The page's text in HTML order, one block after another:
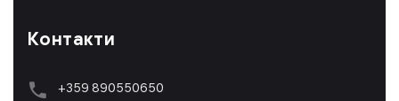
Контакти
+359 890550650